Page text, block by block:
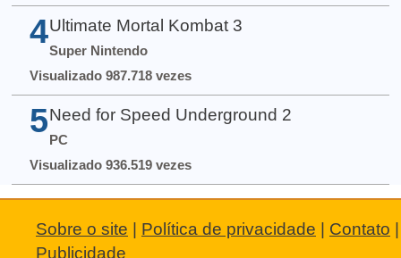
4 Ultimate Mortal Kombat 3
Super Nintendo
Visualizado 987.718 vezes
5 Need for Speed Underground 2
PC
Visualizado 936.519 vezes
Sobre o site Política de privacidade Contato
Publicidade